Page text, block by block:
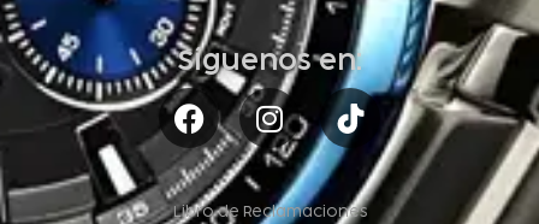
Síguenos en:
Libro de Reclamaciones